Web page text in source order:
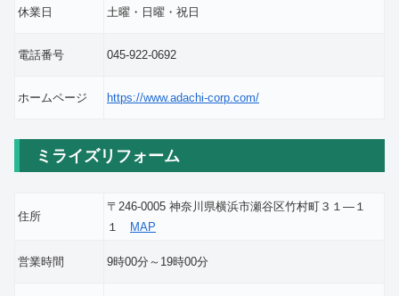
休業日 土曜・日曜・祝日
電話番号 045-922-0692
ホームページ https://www.adachi-corp.com/
ミライズリフォーム
住所
〒246-0005 神奈川県横浜市瀬谷区竹村町３１―１
１ MAP
営業時間 9時00分～19時00分